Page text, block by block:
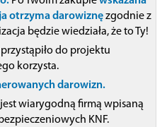
otrzyma darowiznęzgodnie z
będzie wiedziała, że to Ty!
przystąpiło do projektu
korzysta.
darowizn.
wiarygodną firmą wpisaną
KNF.